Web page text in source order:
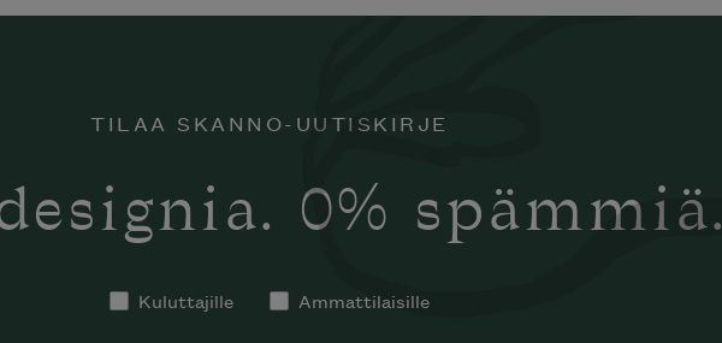
TILAA SKANNO-UUTISKIRJE
0% spämmiä.
Kuluttajille Ammattilaisille